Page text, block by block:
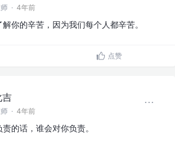
· 4年前
你的辛苦，因为我们每个人都辛苦。
点赞
· 4年前
的话，谁会对你负责。